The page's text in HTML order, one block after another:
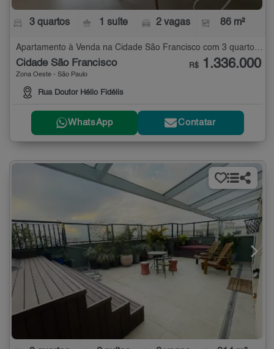
3 quartos 1 suíte 2 vagas 86 m²
Cidade São Francisco
Zona Oeste - São Paulo
Rua Doutor Hélio Fidélis
R$ 1.336.000
WhatsApp Contatar